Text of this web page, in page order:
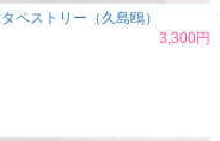
ペストリー（久島鴎）
3,300円